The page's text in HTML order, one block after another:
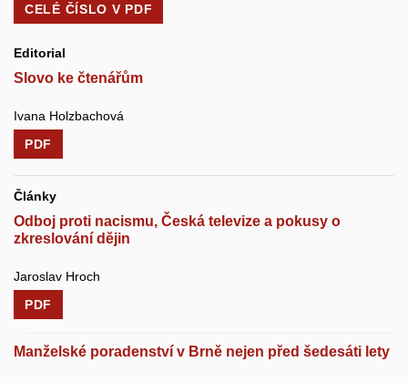
CELÉ ČÍSLO V PDF
Editorial
Slovo ke čtenářům
Ivana Holzbachová
PDF
Články
Odboj proti nacismu, Česká televize a pokusy o
zkreslování dějin
Jaroslav Hroch
PDF
Manželské poradenství v Brně nejen před šedesáti lety